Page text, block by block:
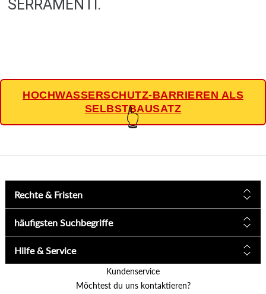
SERRAMENTI.
HOCHWASSERSCHUTZ-BARRIEREN ALS
SELBSTBAUSATZ
👆
Rechte & Fristen
häufigsten Suchbegriffe
Hilfe & Service
Kundenservice
Möchtest du uns kontaktieren?